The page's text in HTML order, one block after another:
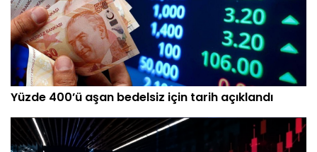
Yüzde 400’ü aşan bedelsiz için tarih açıklandı